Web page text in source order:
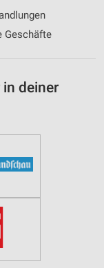
Geschäfte
in deiner